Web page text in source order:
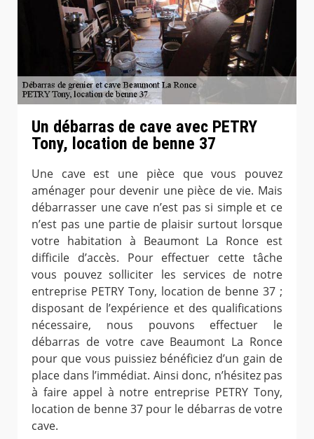
Un débarras de cave avec PETRY
Tony, location de benne 37
Une cave est une pièce que vous pouvez
aménager pour devenir une pièce de vie. Mais
débarrasser une cave n’est pas si simple et ce
n’est pas une partie de plaisir surtout lorsque
votre habitation à Beaumont La Ronce est
difficile d’accès. Pour effectuer cette tâche
vous pouvez solliciter les services de notre
entreprise PETRY Tony, location de benne 37 ;
disposant de l’expérience et des qualifications
nécessaire, nous pouvons effectuer le
débarras de votre cave Beaumont La Ronce
pour que vous puissiez bénéficiez d’un gain de
place dans l’immédiat. Ainsi donc, n’hésitez pas
à faire appel à notre entreprise PETRY Tony,
location de benne 37 pour le débarras de votre
cave.